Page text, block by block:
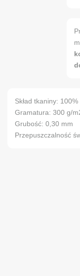
Skład tkaniny:
Gramatura: 300 g/
Grubość: 0,30 mm
Przepuszczalność